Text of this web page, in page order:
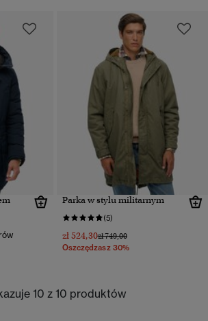
Parka w stylu militarnym
(5)
zł 524,30Cena obniżona od
zł 749,00do
Oszczędzasz 30%
10 z 10 produktów